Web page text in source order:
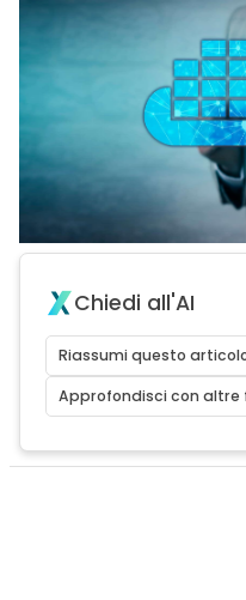
Chiedi all'AI
Riassumi questo
Approfondisci con altre